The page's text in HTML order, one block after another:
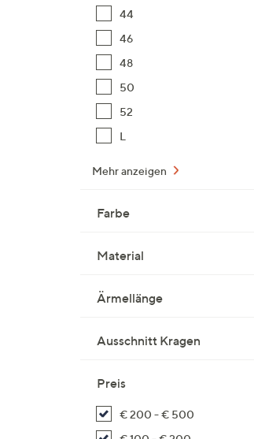
44
46
48
50
52
L
Mehr anzeigen
Farbe
Material
Ärmellänge
Ausschnitt Kragen
Preis
€ 200 - € 500